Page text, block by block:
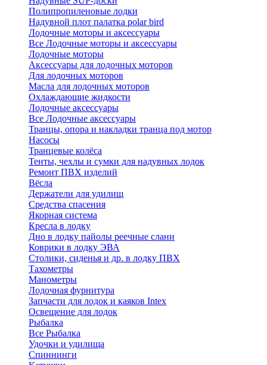
Полипропиленовые лодки
Надувной плот палатка polar bird
Лодочные моторы и аксессуары
Все Лодочные моторы и аксессуары
Лодочные моторы
Аксессуары для лодочных моторов
Для лодочных моторов
Масла для лодочных моторов
Охлаждающие жидкости
Лодочные аксессуары
Все Лодочные аксессуары
Транцы, опора и накладки транца под мотор
Насосы
Транцевые колёса
Тенты, чехлы и сумки для надувных лодок
Ремонт ПВХ изделий
Вёсла
Держатели для удилищ
Средства спасения
Якорная система
Кресла в лодку
Дно в лодку пайолы реечные слани
Коврики в лодку ЭВА
Столики, сиденья и др. в лодку ПВХ
Тахометры
Манометры
Лодочная фурнитура
Запчасти для лодок и каяков Intex
Освещение для лодок
Рыбалка
Все Рыбалка
Удочки и удилища
Спиннинги